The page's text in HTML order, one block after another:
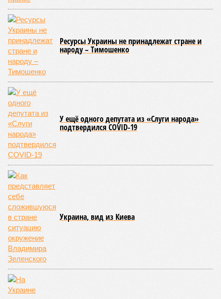
Ресурсы Украины не принадлежат стране и
народу – Тимошенко
У ещё одного депутата из «Слуги народа»
подтвердился COVID-19
Украина, вид из Киева